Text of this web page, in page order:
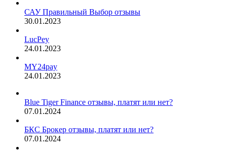
САУ Правильный Выбор отзывы
30.01.2023
LucPey
24.01.2023
MY24pay
24.01.2023
Blue Tiger Finance отзывы, платят или нет?
07.01.2024
БКС Брокер отзывы, платят или нет?
07.01.2024